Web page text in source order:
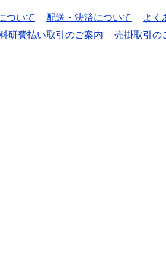
ついて 配送・決済について
よく
研費払い取引のご案内 売掛取引の